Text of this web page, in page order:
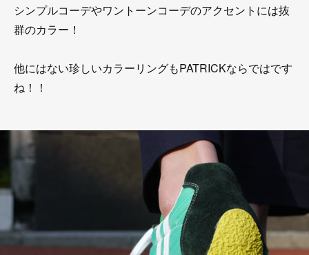
シンプルコーデやワントーンコーデのアクセントには抜
群のカラー！
他にはない珍しいカラーリングもPATRICKならではです
ね！！